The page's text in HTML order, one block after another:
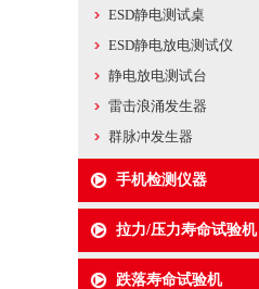
ESD静电测试桌
ESD静电放电测试仪
静电放电测试台
雷击浪涌发生器
群脉冲发生器
手机检测仪器
拉力/压力寿命试验机
跌落寿命试验机